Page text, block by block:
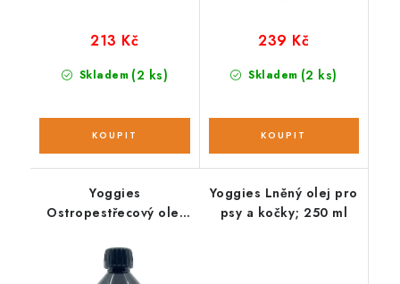
Skladem (2 ks)
213 Kč
Skladem (2 ks)
239 Kč
Yoggies
Ostropestřecový olej
ml
Yoggies Lněný olej pro
psy a kočky; 250 ml